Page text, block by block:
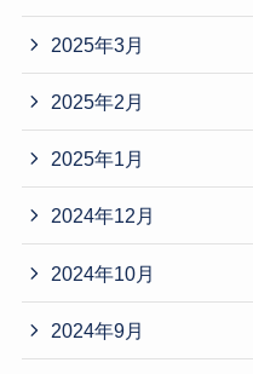
2025年3月
2025年2月
2025年1月
2024年12月
2024年10月
2024年9月